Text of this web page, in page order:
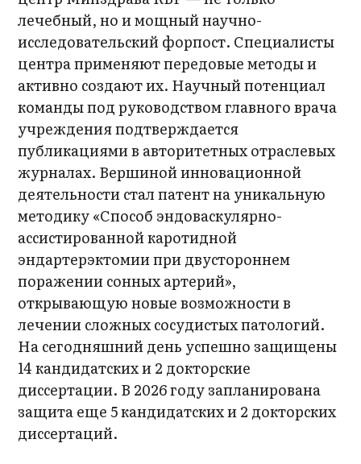
лечебный, но и мощный научно-
исследовательский форпост. Специалисты
центра применяют передовые методы и
активно создают их. Научный потенциал
команды под руководством главного врача
учреждения подтверждается
публикациями в авторитетных отраслевых
журналах. Вершиной инновационной
деятельности стал патент на уникальную
методику «Способ эндоваскулярно-
ассистированной каротидной
эндартерэктомии при двустороннем
поражении сонных артерий»,
открывающую новые возможности в
лечении сложных сосудистых патологий.
На сегодняшний день успешно защищены
14 кандидатских и 2 докторские
диссертации. В 2026 году запланирована
защита еще 5 кандидатских и 2 докторских
диссертаций.